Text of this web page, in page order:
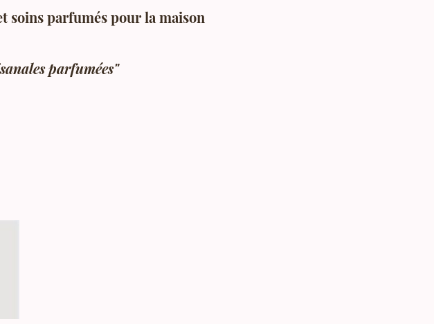
soins parfumés pour la maison
parfumées"